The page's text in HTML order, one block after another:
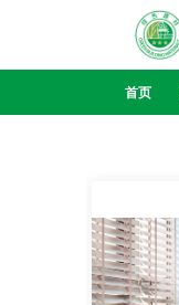
首页